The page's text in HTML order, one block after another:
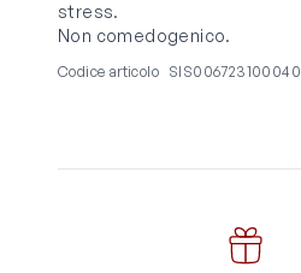
stress.
Non comedogenico.
Codice articolo SIS006723100040